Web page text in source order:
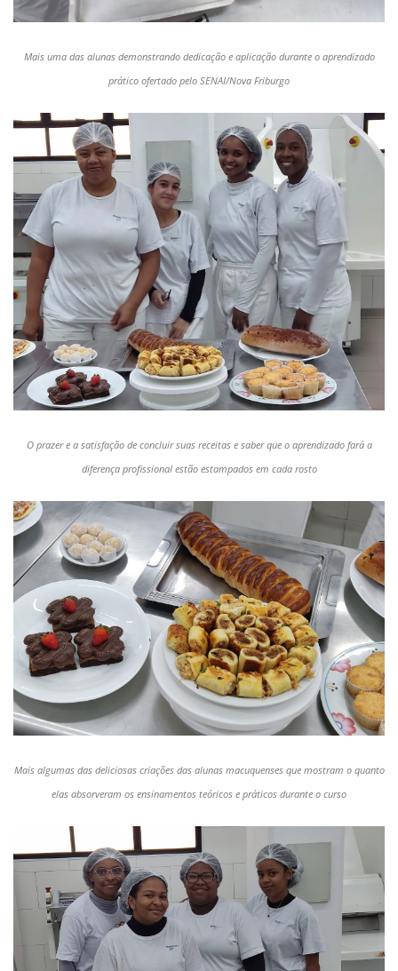
Mais uma das alunas demonstrando dedicação e aplicação durante o aprendizado
prático ofertado pelo SENAI/Nova Friburgo
O prazer e a satisfação de concluir suas receitas e saber que o aprendizado fará a
diferença profissional estão estampados em cada rosto
Mais algumas das deliciosas criações das alunas macuquenses que mostram o quanto
elas absorveram os ensinamentos teóricos e práticos durante o curso